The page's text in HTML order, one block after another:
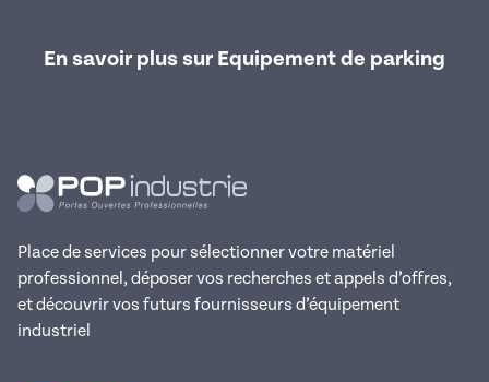
En savoir plus sur Equipement de parking
Place de services pour sélectionner votre matériel
professionnel, déposer vos recherches et appels d’offres,
et découvrir vos futurs fournisseurs d’équipement
industriel